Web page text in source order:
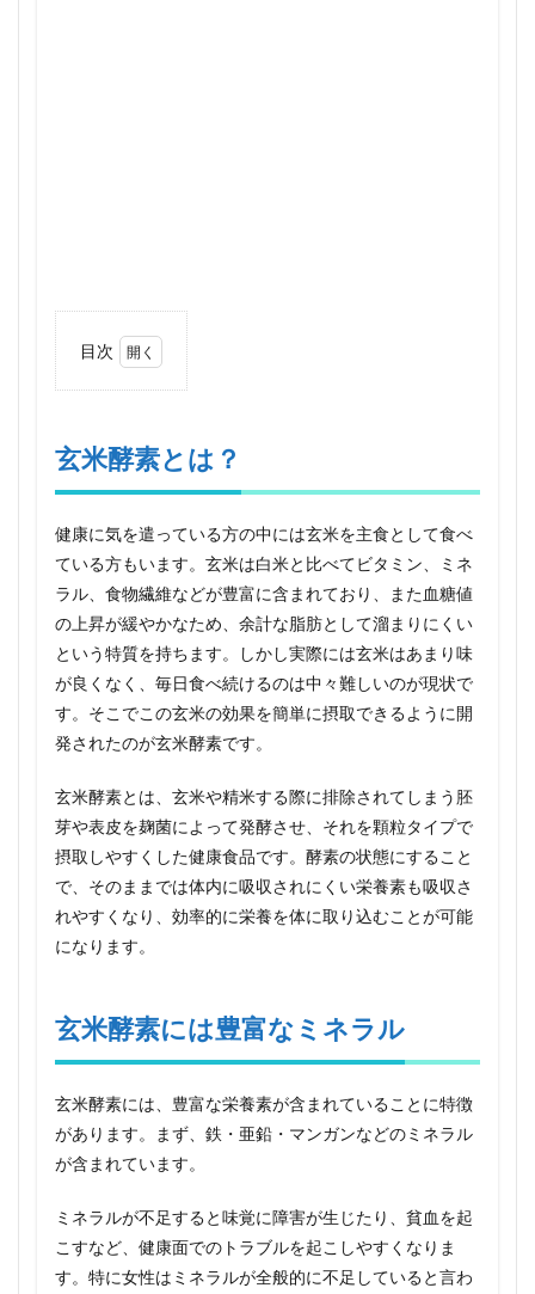
目次
と
は？
玄米
には
豊富
なミ
ネラ
ル
3
ビタ
ミン
実！
4
玄米
酵素
は食
物繊
すご
5
持ち
運び
く、
いつ
でも
どこ
摂取
6
玄米酵素とは？
健康に気を遣っている方の中には玄米を主食として食べ
ている方もいます。玄米は白米と比べてビタミン、ミネ
ラル、食物繊維などが豊富に含まれており、また血糖値
の上昇が緩やかなため、余計な脂肪として溜まりにくい
という特質を持ちます。しかし実際には玄米はあまり味
が良くなく、毎日食べ続けるのは中々難しいのが現状で
す。そこでこの玄米の効果を簡単に摂取できるように開
発されたのが玄米酵素です。
玄米酵素とは、玄米や精米する際に排除されてしまう胚
芽や表皮を麹菌によって発酵させ、それを顆粒タイプで
摂取しやすくした健康食品です。酵素の状態にすること
で、そのままでは体内に吸収されにくい栄養素も吸収さ
れやすくなり、効率的に栄養を体に取り込むことが可能
になります。
玄米酵素には豊富なミネラル
玄米酵素には、豊富な栄養素が含まれていることに特徴
があります。まず、鉄・亜鉛・マンガンなどのミネラル
が含まれています。
ミネラルが不足すると味覚に障害が生じたり、貧血を起
こすなど、健康面でのトラブルを起こしやすくなりま
す。特に女性はミネラルが全般的に不足していると言わ